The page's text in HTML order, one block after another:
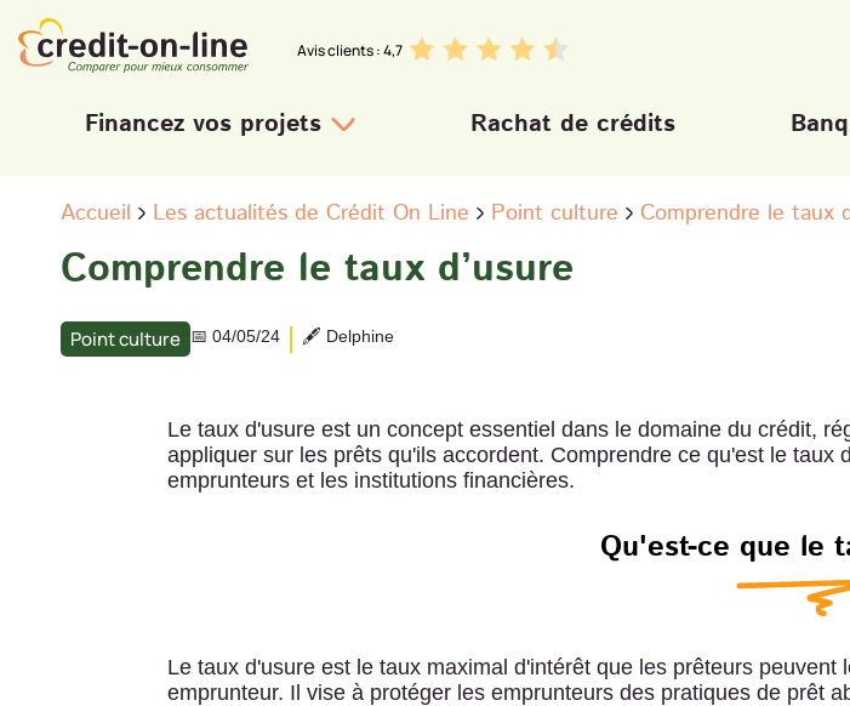
Avis clients : 4,7
Financez vos projets
Crédit auto neuve
Besoin de trésorerie
Rachat de crédits
Accueil Les actualités de Crédit On Line Point culture Comprendre le taux
Comprendre le taux d’usure
Point culture 📅 04/05/24 🖋️ Delphine
Le taux d'usure est un concept essentiel dans le domaine du crédit,
appliquer sur les prêts qu'ils accordent. Comprendre ce qu'est le
emprunteurs et les institutions financières.
Qu'est-ce que le
Le taux d'usure est le taux maximal d'intérêt que les prêteurs
emprunteur. Il vise à protéger les emprunteurs des pratiques de prêt